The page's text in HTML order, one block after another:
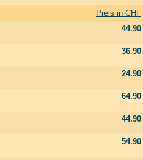
Preis in CHF
44.90
36.90
24.90
64.90
44.90
54.90